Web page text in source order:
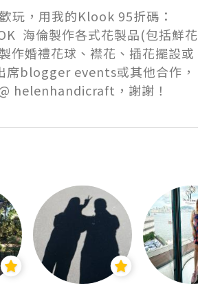
玩，用我的Klook 95折碼：
海倫製作各式花製品(包括鮮花
作婚禮花球、襟花、插花擺設或
席blogger events或其他合作，
helenhandicraft，謝謝！